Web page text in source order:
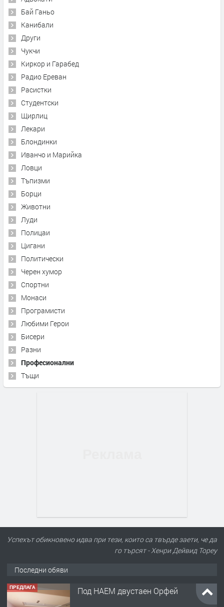
Бай Ганьо
Канибали
Други
Чукчи
Киркор и Гарабед
Радио Ереван
Расистки
Студентски
Щирлиц
Лекари
Блондинки
Иванчо и Марийка
Ловци
Тъпизми
Борци
Животни
Луди
Полицаи
Цигани
Политически
Черен хумор
Спортни
Монаси
Програмисти
Любими Герои
Бисери
Разни
Професионални
Тъщи
Успехът обикновено идва при тези, които са твърде заети, че да
го търсят - Хенри Дейвид Тореу
Последни обяви
ПРЕДЛАГА Под НАЕМ двустаен Орфей